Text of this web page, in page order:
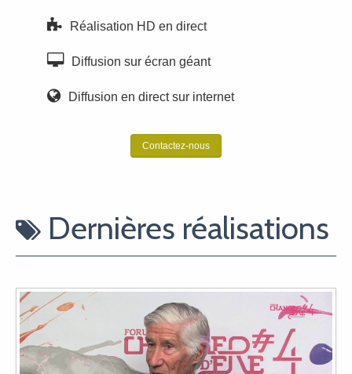
Réalisation HD en direct
Diffusion sur écran géant
Diffusion en direct sur internet
Contactez-nous
Dernières réalisations